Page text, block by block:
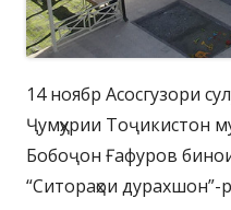
14 ноябр Асосгузори
Ҷумҳурии Тоҷикистон
Бобоҷон Ғафуров
“Ситораҳои